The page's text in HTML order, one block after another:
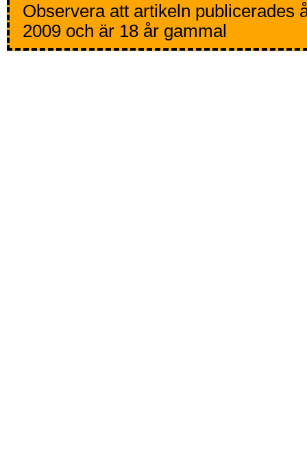
Observera att artikeln publicerades
2009 och är 18 år gammal